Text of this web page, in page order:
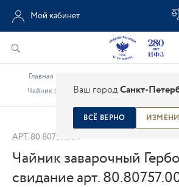
Ваш городСанкт-
ВСЁ ВЕРНО
Мой кабинет
Главная
Чайник заварочный Гербовая Первое
АРТ. 80.80757.00.1
Чайник заварочный
свидание арт.